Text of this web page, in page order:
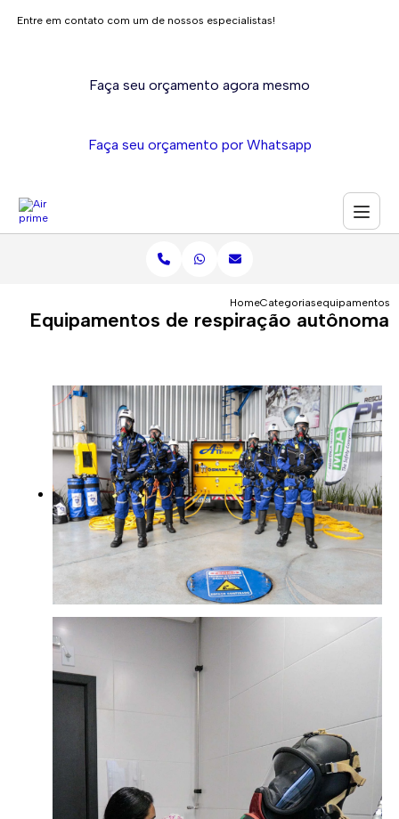
Entre em contato com um de nossos especialistas!
Faça seu orçamento agora mesmo
Faça seu orçamento por Whatsapp
HomeCategoriasequipamentos
Equipamentos de respiração autônoma